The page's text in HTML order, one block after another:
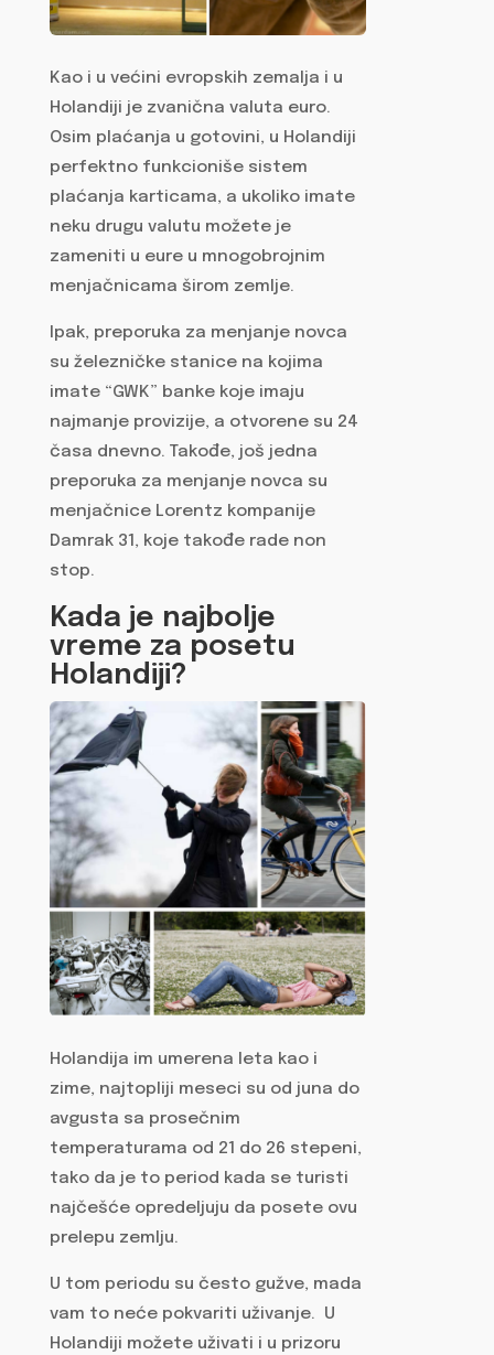
Kao i u većini evropskih zemalja i u
Holandiji je zvanična valuta euro.
Osim plaćanja u gotovini, u Holandiji
perfektno funkcioniše sistem
plaćanja karticama, a ukoliko imate
neku drugu valutu možete je
zameniti u eure u mnogobrojnim
menjačnicama širom zemlje.
Ipak, preporuka za menjanje novca
su železničke stanice na kojima
imate “GWK” banke koje imaju
najmanje provizije, a otvorene su 24
časa dnevno. Takođe, još jedna
preporuka za menjanje novca su
menjačnice Lorentz kompanije
Damrak 31, koje takođe rade non
stop.
Kada je najbolje
vreme za posetu
Holandiji?
Holandija im umerena leta kao i
zime, najtopliji meseci su od juna do
avgusta sa prosečnim
temperaturama od 21 do 26 stepeni,
tako da je to period kada se turisti
najčešće opredeljuju da posete ovu
prelepu zemlju.
U tom periodu su često gužve, mada
vam to neće pokvariti uživanje. U
Holandiji možete uživati i u prizoru